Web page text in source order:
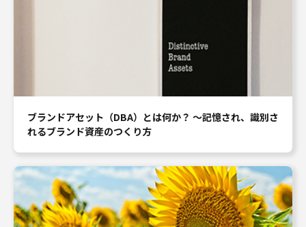
ブランドアセット（DBA）とは何か？ ～記憶され、識別さ
れるブランド資産のつくり方